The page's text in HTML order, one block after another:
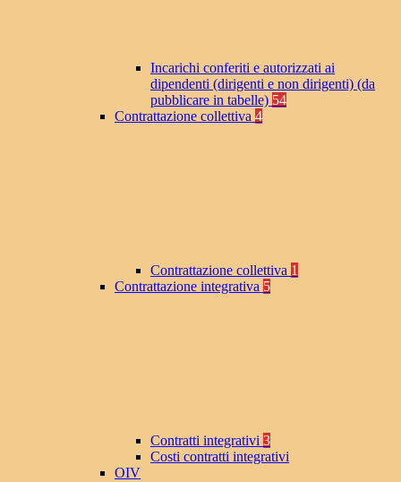
Incarichi conferiti e autorizzati ai
dipendenti (dirigenti e non dirigenti) (da
pubblicare in tabelle) 54
Contrattazione collettiva 4
Contrattazione collettiva 1
Contrattazione integrativa 5
Contratti integrativi 3
Costi contratti integrativi
OIV